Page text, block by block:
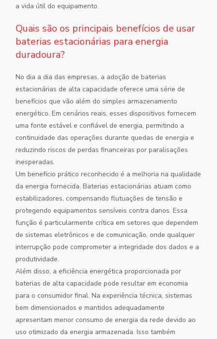
a vida útil do equipamento.
Quais são os principais benefícios de usar
baterias estacionárias para energia
duradoura?
No dia a dia das empresas, a adoção de baterias
estacionárias de alta capacidade oferece uma série de
benefícios que vão além do simples armazenamento
energético. Em cenários reais, esses dispositivos fornecem
uma fonte estável e confiável de energia, permitindo a
continuidade das operações durante quedas de energia e
reduzindo riscos de perdas financeiras por paralisações
inesperadas.
Um benefício prático reconhecido é a melhoria na qualidade
da energia fornecida. Baterias estacionárias atuam como
estabilizadores, compensando flutuações de tensão e
protegendo equipamentos sensíveis contra danos. Essa
função é particularmente crítica em setores que dependem
de sistemas eletrônicos e de comunicação, onde qualquer
interrupção pode comprometer a integridade dos dados e a
produtividade.
Além disso, a eficiência energética proporcionada por
baterias de alta capacidade pode resultar em economia
para o consumidor final. Na experiência técnica, sistemas
bem dimensionados e mantidos adequadamente
apresentam menor consumo de energia da rede devido ao
uso otimizado da energia armazenada. Isso também